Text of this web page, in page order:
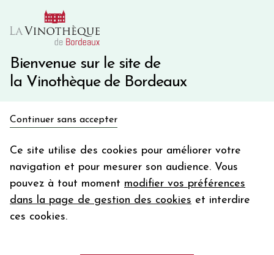
Bienvenue sur le site de
la Vinothèque de Bordeaux
Continuer sans accepter
Ce site utilise des cookies pour améliorer votre
navigation et pour mesurer son audience. Vous
pouvez à tout moment modifier vos préférences
dans la page de gestion des cookies et interdire
ces cookies.
10€ de remise immédiate sur votre première commande
Une question ?
Château PICHON-LONGUEVILLE COMTESSE DE LALANDE
en bon d'achat
Votre
email
En m’abonnant, j’accepte de recevoir la newsletter de la